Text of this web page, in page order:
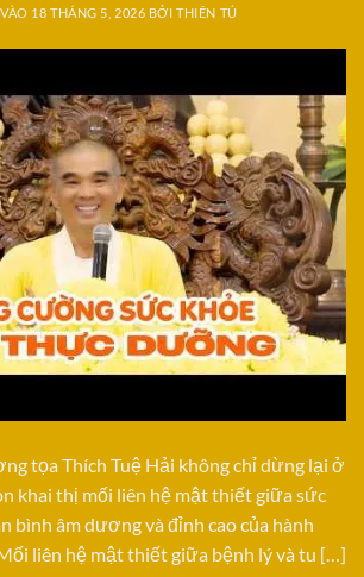
18 THÁNG 5, 2026 BỞITHIÊN TÚ
tọa Thích Tuệ Hải không chỉ dừng lại ở
khai thị mối liên hệ mật thiết giữa sức
bình âm dương và đỉnh cao của hành
liên hệ mật thiết giữa bệnh lý và tu […]